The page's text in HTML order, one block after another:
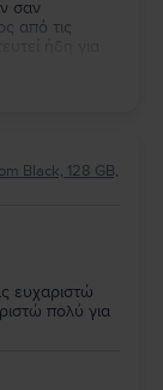
σαν
από τις
απολαύσετε
Black, 128 GB,
ευχαριστώ
πολύ για